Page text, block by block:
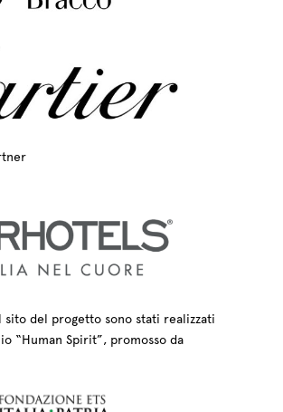
sito del progetto sono stati realizzati
“Human Spirit”, promosso da